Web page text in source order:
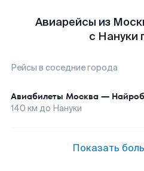
Авиарейсы из
с Нануки
Рейсы в соседние города
Авиабилеты Москва —
140 км до Нануки
Показать